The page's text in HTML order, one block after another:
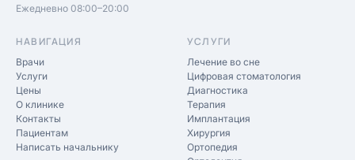
Ежедневно 08:00–20:00
НАВИГАЦИЯ
Врачи
Услуги
Цены
О клинике
Контакты
Пациентам
Написать начальнику
УСЛУГИ
Лечение во сне
Цифровая стоматология
Диагностика
Терапия
Имплантация
Хирургия
Ортопедия